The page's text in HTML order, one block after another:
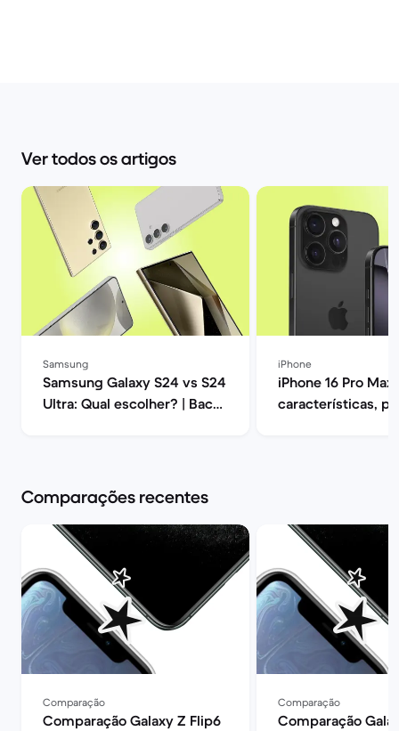
Ver todos os artigos
Samsung
Samsung Galaxy S24 vs S24
Ultra: Qual escolher? | Back
iPhone
iPhone 16 Pro Max:
características,
Comparações recentes
Comparação
Comparação Galaxy Z Flip6
Comparação
Comparação